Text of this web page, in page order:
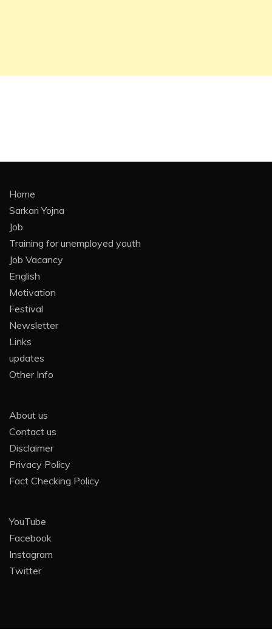
Home
Sarkari Yojna
Job
Training for unemployed youth
Job Vacancy
English
Motivation
Festival
Newsletter
Links
updates
Other Info
About us
Contact us
Disclaimer
Privacy Policy
Fact Checking Policy
YouTube
Facebook
Instagram
Twitter